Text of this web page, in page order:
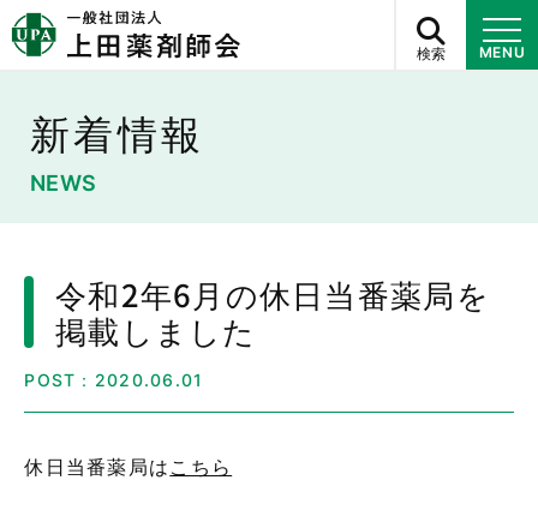
検索 MENU
新着情報
NEWS
令和2年6月の休日当番薬局を
掲載しました
POST：2020.06.01
休日当番薬局はこちら